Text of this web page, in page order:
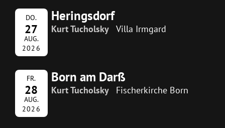
DO.
27
AUG.
2026
Heringsdorf
Kurt Tucholsky Villa Irmgard
FR.
28
AUG.
2026
Born am Darß
Kurt Tucholsky Fischerkirche Born